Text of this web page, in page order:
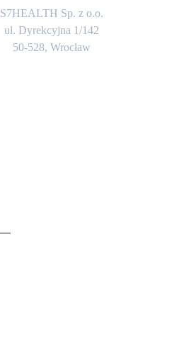
S7HEALTH Sp. z o.o.
ul. Dyrekcyjna 1/142
50-528, Wrocław